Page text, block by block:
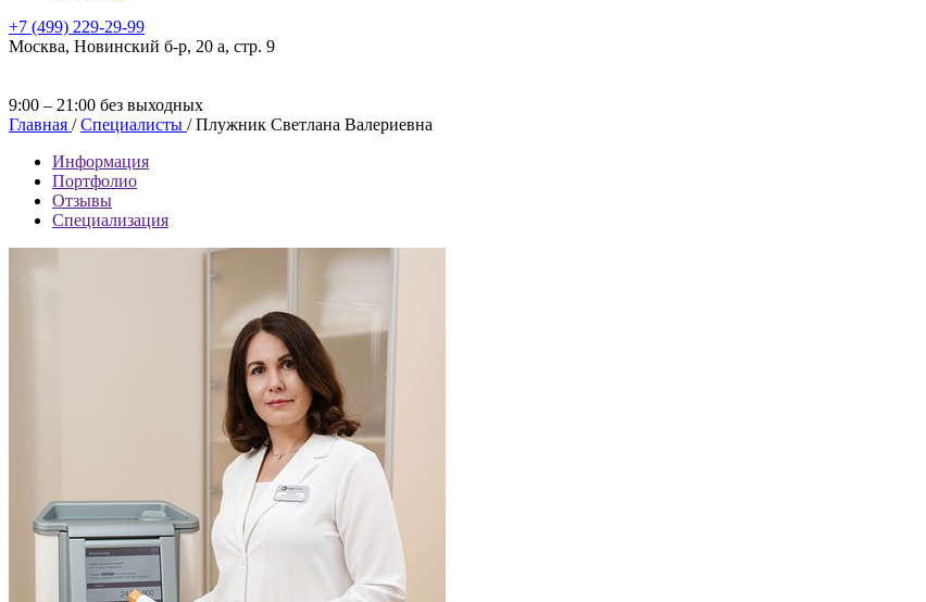
+7 (499) 229-29-99
Москва, Новинский б-р, 20 а, стр. 9
9:00 – 21:00 без выходных
Главная /Специалисты /Плужник Светлана Валериевна
Информация
Портфолио
Отзывы
Специализация